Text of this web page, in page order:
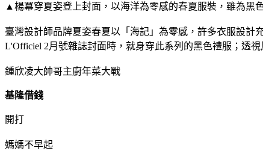
▲楊冪穿夏姿登上封面，以海洋為零感的春夏服裝，雖為黑
臺灣設計師品牌夏姿春夏以「海記」為零感，許多衣服設計
L'Officiel 2月號雜誌封面時，就身穿此系列的黑色禮服；透
鍾欣凌大帥哥主廚年菜大戰
基隆借錢
開打
媽媽不早起